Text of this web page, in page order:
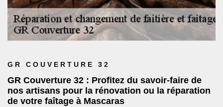
GR COUVERTURE 32
GR Couverture 32 : Profitez du savoir-faire de
nos artisans pour la rénovation ou la réparation
de votre faîtage à Mascaras